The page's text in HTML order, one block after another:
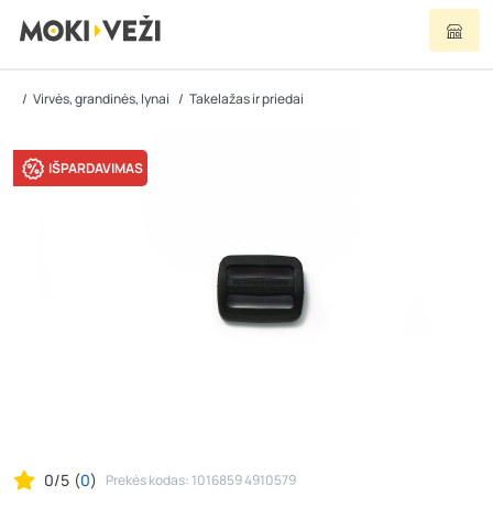
Virvės, grandinės, lynai Takelažas ir priedai
IŠPARDAVIMAS
0/5 (0) Prekės kodas: 1016859 4910579